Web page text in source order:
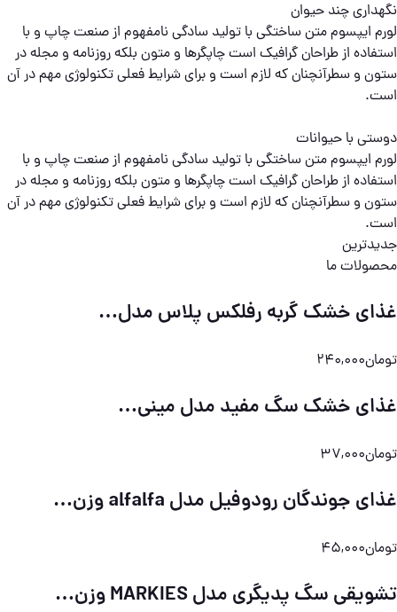
نگهداری چند حیوان
لورم ایپسوم متن ساختگی با تولید سادگی نامفهوم از صنعت چاپ و با
استفاده از طراحان گرافیک است چاپگرها و متون بلکه روزنامه و مجله در
ستون و سطرآنچنان که لازم است و برای شرایط فعلی تکنولوژی مهم در آن
است.
دوستی با حیوانات
لورم ایپسوم متن ساختگی با تولید سادگی نامفهوم از صنعت چاپ و با
استفاده از طراحان گرافیک است چاپگرها و متون بلکه روزنامه و مجله در
ستون و سطرآنچنان که لازم است و برای شرایط فعلی تکنولوژی مهم در آن
است.
جدیدترین
محصولات ما
غذای خشک گربه رفلکس پلاس مدل…
تومان240,000
غذای خشک سگ مفید مدل مینی…
تومان37,000
غذای جوندگان رودوفیل مدل alfalfa وزن…
تومان45,000
تشویقی سگ پدیگری مدل MARKIES وزن…